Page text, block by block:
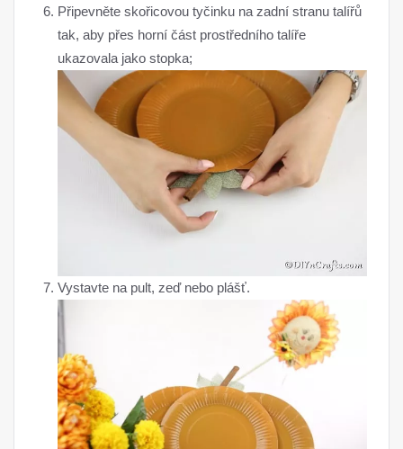
Připevněte skořicovou tyčinku na zadní stranu talířů
tak, aby přes horní část prostředního talíře
ukazovala jako stopka;
Vystavte na pult, zeď nebo plášť.